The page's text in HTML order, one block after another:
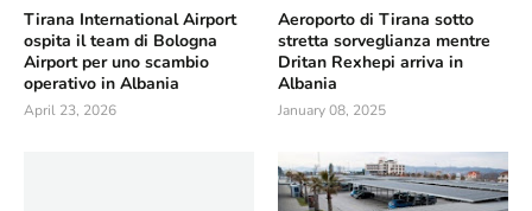
Tirana International Airport
ospita il team di Bologna
Airport per uno scambio
operativo in Albania
April 23, 2026
Aeroporto di Tirana sotto
stretta sorveglianza mentre
Dritan Rexhepi arriva in
Albania
January 08, 2025